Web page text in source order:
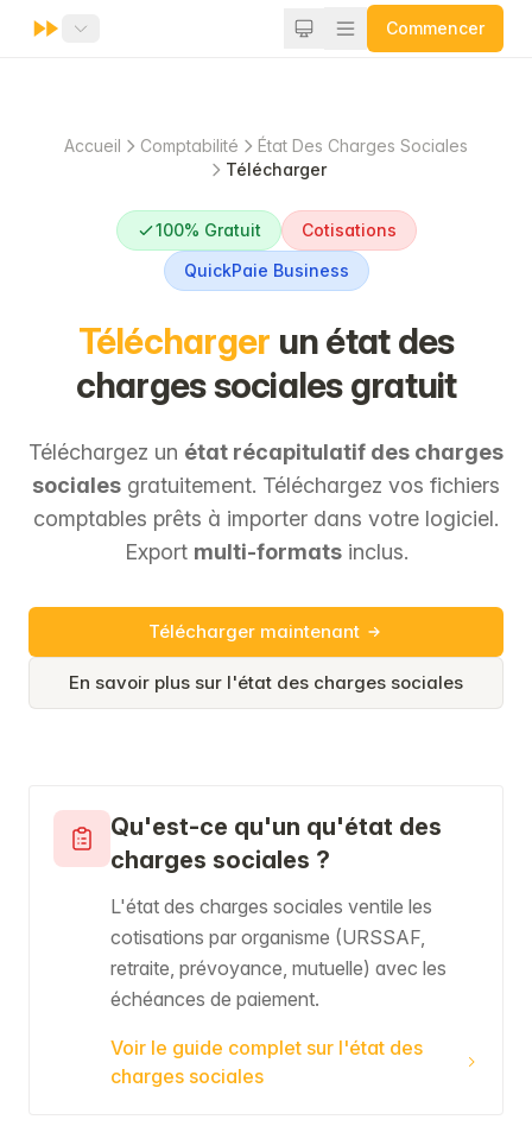
Commencer
Accueil Comptabilité
État Des Charges Sociales
Télécharger
100% Gratuit
Cotisations
QuickPaie Business
Télécharger un état des
charges sociales gratuit
Téléchargez un état récapitulatif des charges
sociales gratuitement. Téléchargez vos fichiers
comptables prêts à importer dans votre logiciel.
Export multi-formatsinclus.
Télécharger maintenant
En savoir plus sur l'état des charges sociales
Qu'est-ce qu'un qu'état des
charges sociales ?
L'état des charges sociales ventile les
cotisations par organisme (URSSAF,
retraite, prévoyance, mutuelle) avec les
échéances de paiement.
Voir le guide complet sur l'état des
charges sociales